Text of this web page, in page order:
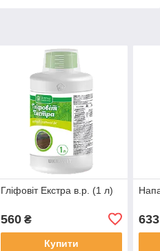
Гліфовіт Екстра в.р. (1 л)
560₴
Купити
633